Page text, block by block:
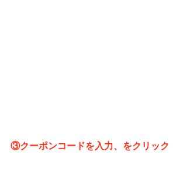
③クーポンコードを入力、をクリック